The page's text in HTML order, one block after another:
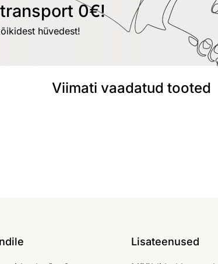
0€!
hüvedest!
Viimati vaadatud tooted
Lisateenused